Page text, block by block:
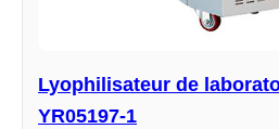
Lyophilisateur de
YR05197-1